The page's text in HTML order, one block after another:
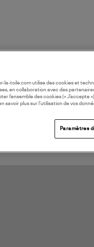
la-toile.com utilise des cookies et
en collaboration avec des
l’ensemble des cookies («
savoir plus sur l’utilisation de vos
Paramètres